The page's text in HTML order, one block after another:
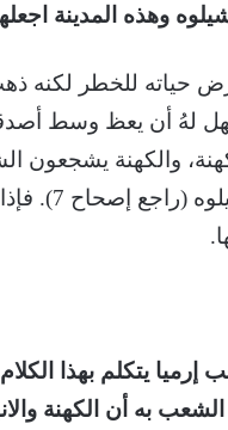
حياته للخطر لكنه
لهُ أن يعظ وسط
والكهنة يشجعون
لأول مرة
به أن الكهنة